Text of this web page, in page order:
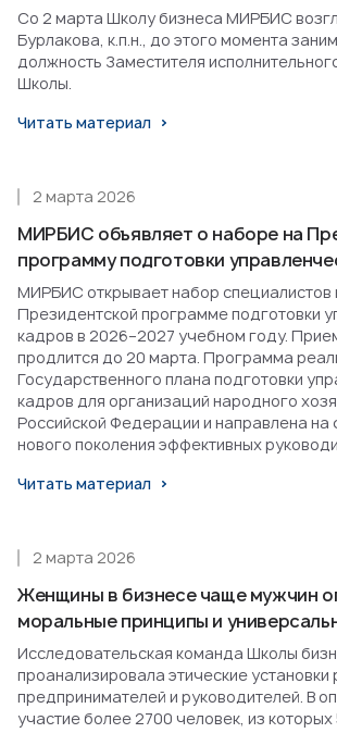
Со 2 марта Школу бизнеса МИРБИС
Бурлакова, к.п.н., до этого момента
должность Заместителя
Школы.
Читать материал
МИРБИС объявляет о наборе на
программу подготовки
2 марта 2026
МИРБИС открывает набор специалистов
Президентской программе подготовки
кадров в 2026–2027 учебном году.
продлится до 20 марта. Программа
Государственного плана подготовки
кадров для организаций народного
Российской Федерации и направлена
нового поколения эффективных
Читать материал
Женщины в бизнесе чаще мужчин
моральные принципы и
2 марта 2026
Исследовательская команда Школы
проанализировала этические установки
предпринимателей и руководителей. В
участие более 2700 человек, из которых